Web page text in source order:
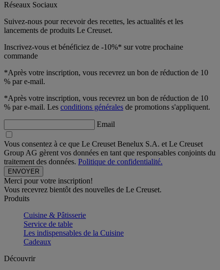
Réseaux Sociaux
Suivez-nous pour recevoir des recettes, les actualités et les
lancements de produits Le Creuset.
Inscrivez-vous et bénéficiez de -10%* sur votre prochaine
commande
*Après votre inscription, vous recevrez un bon de réduction de 10
% par e-mail.
*Après votre inscription, vous recevrez un bon de réduction de 10
% par e-mail. Les conditions générales de promotions s'appliquent.
Email
Vous consentez à ce que Le Creuset Benelux S.A. et Le Creuset
Group AG gèrent vos données en tant que responsables conjoints du
traitement des données. Politique de confidentialité.
Merci pour votre inscription!
Vous recevrez bientôt des nouvelles de Le Creuset.
Produits
Cuisine & Pâtisserie
Service de table
Les indispensables de la Cuisine
Cadeaux
Découvrir